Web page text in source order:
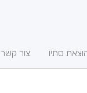
סתיו צור קשר